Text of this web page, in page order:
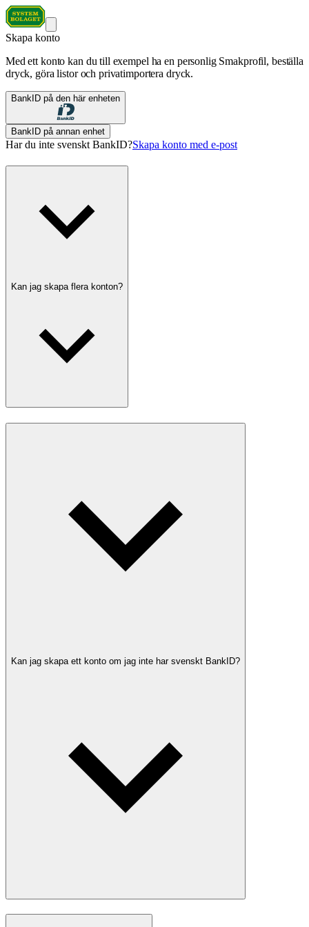
Skapa konto
Med ett konto kan du till exempel ha en personlig Smakprofil, beställa
dryck, göra listor och privatimportera dryck.
BankID på den här enheten
BankID på annan enhet
Har du inte svenskt BankID?Skapa konto med e-post
Kan jag skapa flera konton?
Kan jag skapa ett konto om jag inte har svenskt BankID?